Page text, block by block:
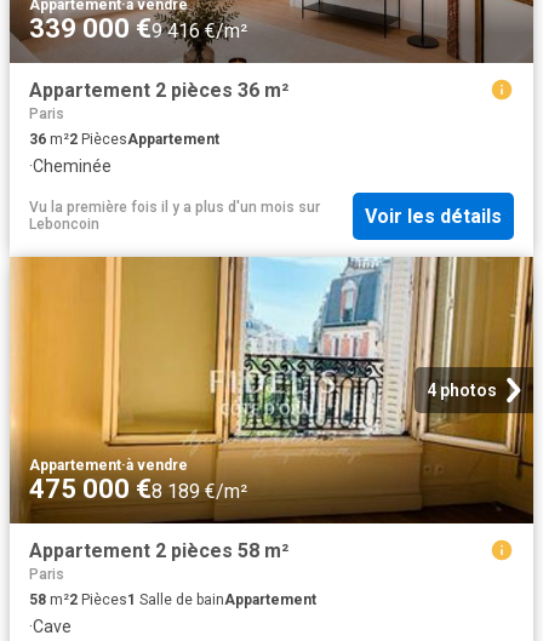
Appartement·à vendre
339 000 €9 416 €/m²
Appartement 2 pièces 36 m²
Paris
36 m²2 PiècesAppartement
·Cheminée
Vu la première fois il y a plus d'un mois sur
Leboncoin
Voir les détails
4 photos
Appartement·à vendre
475 000 €8 189 €/m²
Appartement 2 pièces 58 m²
Paris
58 m²2 Pièces1 Salle de bainAppartement
·Cave